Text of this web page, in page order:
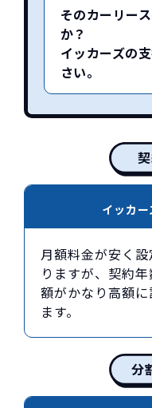
そのカーリー
か？
イッカーズの
さい。
イッカー
月額料金が安く
りますが、契約
額がかなり高額
ます。
分